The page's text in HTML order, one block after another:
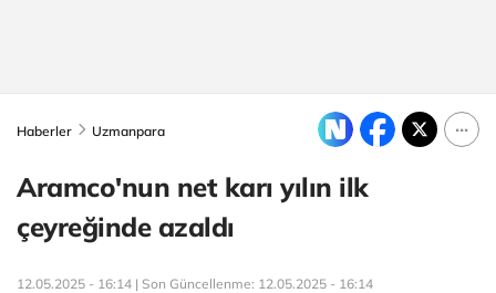
Haberler Uzmanpara
Aramco'nun net karı yılın ilk
çeyreğinde azaldı
12.05.2025 - 16:14 | Son Güncellenme: 12.05.2025 - 16:14